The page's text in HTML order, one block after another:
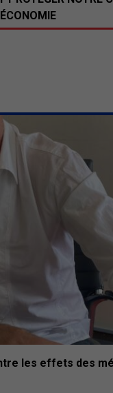
les effets des
ÉCONOMIE